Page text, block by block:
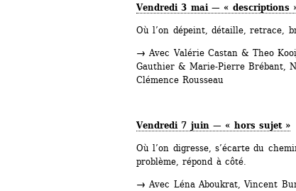
Vendredi 3 mai — « descriptions
Où l’on dépeint, détaille, retrace,
→ Avec Valérie Castan & Theo
Gauthier & Marie-Pierre Brébant,
Clémence Rousseau
Vendredi 7 juin — « hors sujet »
Où l’on digresse, s’écarte du
problème, répond à côté.
→ Avec Léna Aboukrat, Vincent